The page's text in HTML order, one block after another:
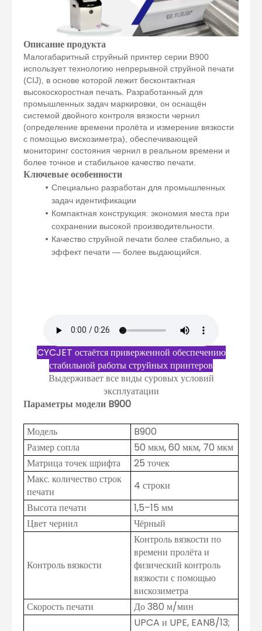
Описание продукта
Малогабаритный струйный принтер серии B900
использует технологию непрерывной струйной печати
(CIJ), в основе которой лежит бесконтактная
высокоскоростная печать. Разработанный для
промышленных задач маркировки, он оснащён
системой двойного контроля вязкости чернил
(определение времени пролёта и измерение вязкости
с помощью вискозиметра), обеспечивающей
мониторинг состояния чернил в реальном времени и
более точное и стабильное качество печати.
Ключевые особенности
Специально разработан для промышленных
задач идентификации
Компактная конструкция: экономия места при
сохранении высокой производительности.
Качество струйной печати более стабильно, а
эффект печати — более выдающийся.
CYCJET остаётся приверженной обеспечению
стабильной работы струйных принтеров
Выдерживает все виды суровых условий
эксплуатации
Параметры модели B900
Модель
B900
Размер сопла
50 мкм, 60 мкм, 70 мкм
Матрица точек шрифта
25 точек
Макс. количество строк
печати
4 строки
Высота печати
1,5–15 мм
Цвет чернил
Чёрный
Контроль вязкости
Контроль вязкости по
времени пролёта и
физический контроль
вязкости с помощью
вискозиметра
Скорость печати
До 380 м/мин
UPCA и UPE, EAN8/13;